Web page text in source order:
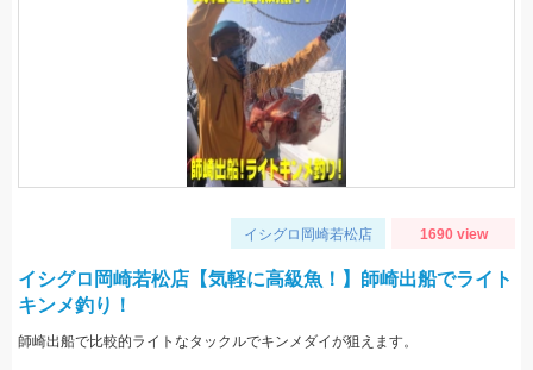
イシグロ岡崎若松店 1690 view
イシグロ岡崎若松店【気軽に高級魚！】師崎出船でライト
キンメ釣り！
師崎出船で比較的ライトなタックルでキンメダイが狙えます。